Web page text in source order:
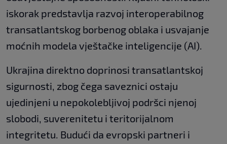
iskorak predstavlja razvoj interoperabilnog
transatlantskog borbenog oblaka i usvajanje
moćnih modela vještačke inteligencije (AI).
Ukrajina direktno doprinosi transatlantskoj
sigurnosti, zbog čega saveznici ostaju
ujedinjeni u nepokolebljivoj podršci njenoj
slobodi, suverenitetu i teritorijalnom
integritetu. Budući da evropski partneri i